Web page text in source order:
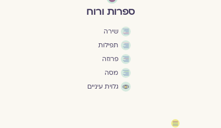
ספרות ורוח
שירה
תפילות
פרוזה
מסה
גלוית עיניים